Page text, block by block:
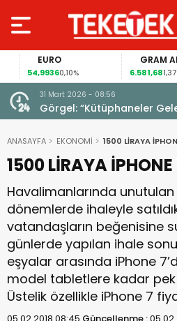
EURO
54,99360,10%
GRAM
6.581,681,37%
31 Mart 2026 - 08:56
Görgel: “Kütüphaneler
ANASAYFA EKONOMİ 1500 LİRAYA
1500 LİRAYA İPHONE
Havalimanlarında
dönemlerde ihaleyle
vatandaşların beğenisine
günlerde yapılan ihale
eşyalar arasında iPhone
model tabletlere kadar
Üstelik özellikle iPhone 7